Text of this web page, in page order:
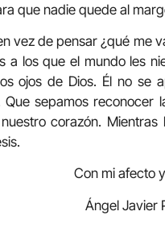
que nadie quede al
vez de pensar ¿qué me
a los que el mundo les
ojos de Dios. Él no se
sepamos reconocer
corazón.
Con mi afecto
Ángel Javier